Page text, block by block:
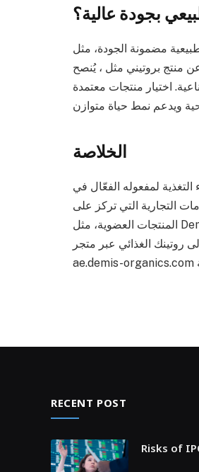
بجودة عالية؟
مضمونة الجودة، مثل
عن منتج بروتيني مثل ، يُنصح
اختيار منتجات معتمدة
الخلاصة
لمفعوله الفعّال في
التجارية التي تركز على
المنتجات العضوية، مثل Demis Organics، التي توفر تشكيلة من المنتجات الصحية التي تعزز من العافية والتوازن
روتينك الغذائي عبر متجر
RECENT POST
Risks of